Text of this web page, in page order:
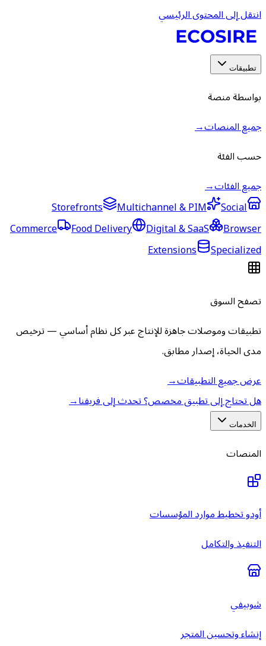
انتقل إلى المحتوى الرئيسي
تطبيقات
بواسطة منصة
جميع المنصات→
حسب الفئة
جميع الفئات→
Storefronts
Multichannel & PIM
Social
Commerce
Food Delivery Digital & SaaS
Browser
Extensions
Specialized
تصفح السوق
تطبيقات وموصلات جاهزة للإنتاج عبر كل نظام أساسي — ترخيص
مدى الحياة، إصدار مطابق.
عرض جميع التطبيقات→
هل تحتاج إلى تطبيق مخصص؟ تحدث إلى فريقنا→
الخدمات
المنصات
أودو تخطيط موارد المؤسسات
التنفيذ والتكامل
شوبيفي
إنشاء وتحسين المتجر